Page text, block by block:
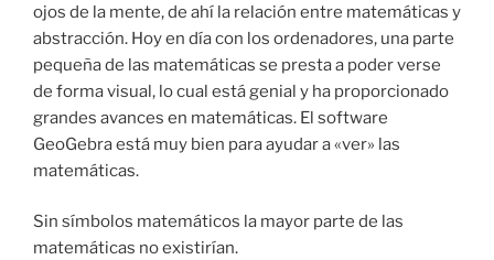
ojos de la mente, de ahí la relación entre matemáticas y
abstracción. Hoy en día con los ordenadores, una parte
pequeña de las matemáticas se presta a poder verse
de forma visual, lo cual está genial y ha proporcionado
grandes avances en matemáticas. El software
GeoGebra está muy bien para ayudar a «ver» las
matemáticas.
Sin símbolos matemáticos la mayor parte de las
matemáticas no existirían.